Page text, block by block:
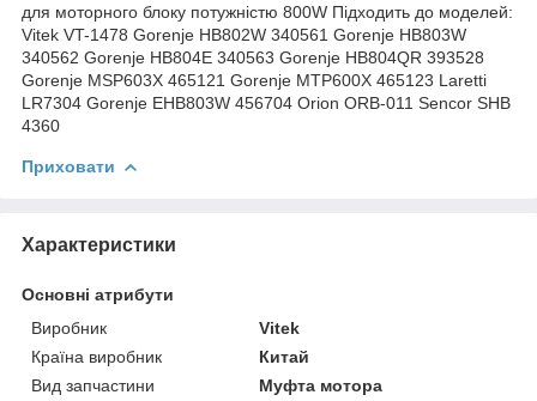
для моторного блоку потужністю 800W Підходить до моделей:
Vitek VT-1478 Gorenje HB802W 340561 Gorenje HB803W
340562 Gorenje HB804E 340563 Gorenje HB804QR 393528
Gorenje MSP603X 465121 Gorenje MTP600X 465123 Laretti
LR7304 Gorenje EHB803W 456704 Orion ORB-011 Sencor SHB
4360
Приховати
Характеристики
Основні атрибути
Виробник
Vitek
Країна виробник
Китай
Вид запчастини
Муфта мотора